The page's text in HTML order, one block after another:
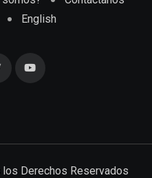
English
Derechos Reservados